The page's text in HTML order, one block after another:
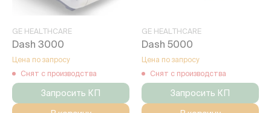
GE HEALTHCARE
Dash 3000
Цена по запросу
Снят с производства
Запросить КП
GE HEALTHCARE
Dash 5000
Цена по запросу
Снят с производства
Запросить КП